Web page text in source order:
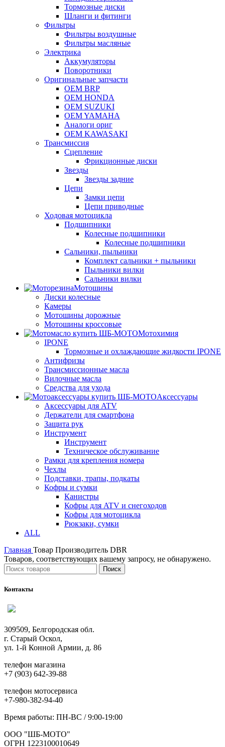
Тормозные диски
Шланги и фитинги
Фильтры
Фильтры воздушные
Фильтры масляные
Электрика
Аккумуляторы
Поворотники
Оригинальные запчасти
OEM BRP
OEM HONDA
OEM SUZUKI
OEM YAMAHA
Аналоги ориг
OEM KAWASAKI
Трансмиссия
Cцепление
Фрикционные диски
Звезды
Звезды задние
Цепи
Замки цепи
Цепи приводные
Ходовая мотоцикла
Подшипники
Колесные подшипники
Колесные подшипники
Сальники, пыльники
Комплект сальники + пыльники
Пыльники вилки
Сальники вилки
Мотошины
Диски колесные
Камеры
Мотошины дорожные
Мотошины кроссовые
Мотохимия
IPONE
Тормозные и охлаждающие жидкости IPONE
Антифризы
Трансмиссионные масла
Вилочные масла
Средства для ухода
Аксессуары
Аксессуары для ATV
Держатели для смартфона
Защита рук
Инструмент
Инструмент
Техническое обслуживание
Рамки для крепления номера
Чехлы
Подставки, трапы, подкаты
Кофры и сумки
Канистры
Кофры для ATV и снегоходов
Кофры для мотоцикла
Рюкзаки, сумки
ALL
Главная Товар Производитель DBR
Товаров, соответствующих вашему запросу, не обнаружено.
Поиск
Контакты
309509, Белгородская обл.
г. Старый Оскол,
ул. 1-й Конной Армии, д. 86
телефон магазина
+7 (903) 642-39-88
телефон мотосервиса
+7-980-382-94-40
Время работы: ПН-ВС / 9:00-19:00
ООО "ШБ-МОТО"
ОГРН 1223100010649